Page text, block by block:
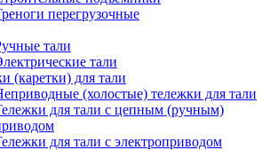
перегрузочные
тали
тали
(каретки) для тали
(холостые) тележки для тали
для тали с цепным (ручным)
для тали с электроприводом